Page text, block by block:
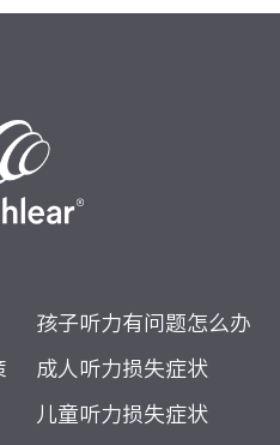
孩子听力有问题怎么办
成人听力损失症状
儿童听力损失症状